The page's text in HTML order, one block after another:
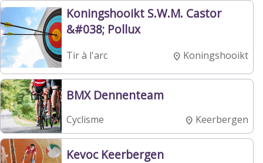
Koningshooikt S.W.M. Castor
&#038; Pollux
Tir à l'arc Koningshooikt
BMX Dennenteam
Cyclisme Keerbergen
Kevoc Keerbergen